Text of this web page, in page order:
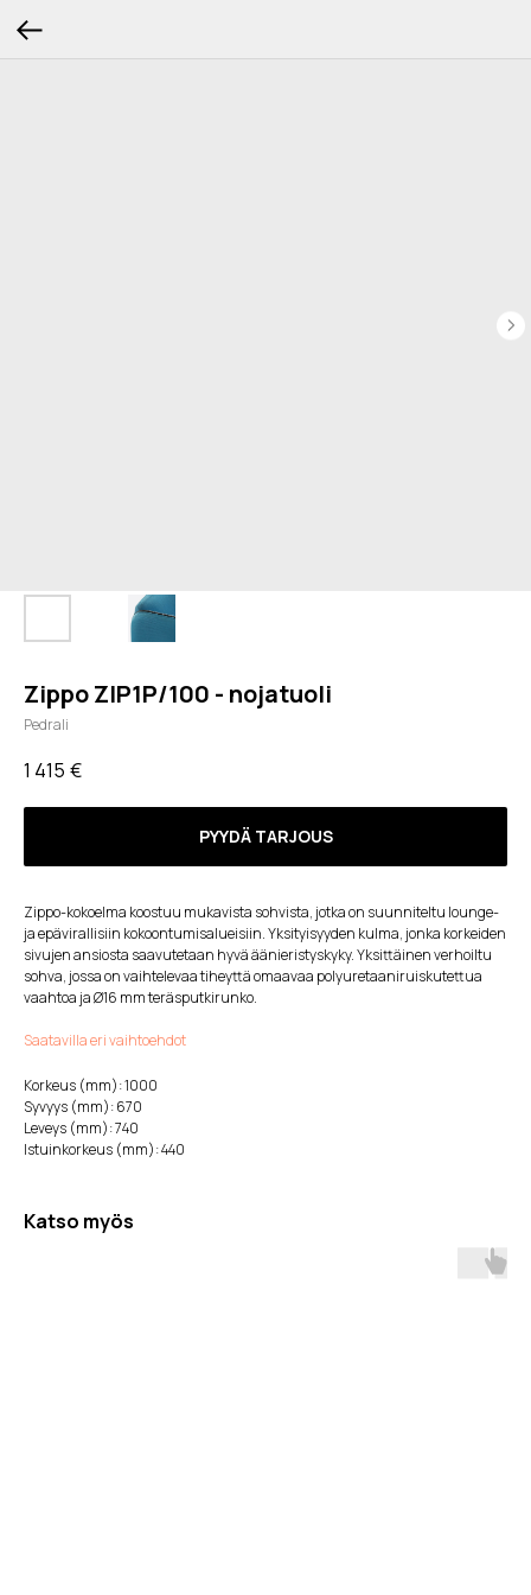
Zippo ZIP1P/100 - nojatuoli
Pedrali
1 415 €
PYYDÄ TARJOUS
Zippo-kokoelma koostuu mukavista sohvista, jotka on suunniteltu lounge-
ja epävirallisiin kokoontumisalueisiin. Yksityisyyden kulma, jonka korkeiden
sivujen ansiosta saavutetaan hyvä äänieristyskyky. Yksittäinen verhoiltu
sohva, jossa on vaihtelevaa tiheyttä omaavaa polyuretaaniruiskutettua
vaahtoa ja Ø16 mm teräsputkirunko.
Saatavilla eri vaihtoehdot
Korkeus (mm): 1000
Syvyys (mm): 670
Leveys (mm): 740
Istuinkorkeus (mm): 440
Katso myös